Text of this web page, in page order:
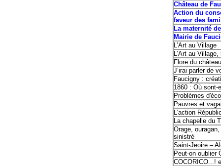
Château de
Action du
faveur des
La maternité
Mairie de
L’Art au Village
L’Art au
Flore du
J’irai parler de
Faucigny :
1860 : Où sont-
Problèmes
Pauvres et
L'action
La chapelle du
Orage,
sinistré
Saint-Jeoire –
Peut-on oublier
COCORICO...!